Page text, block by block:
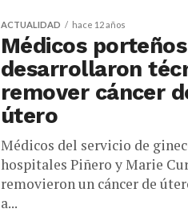
ACTUALIDAD hace 12 años
Médicos porteños
desarrollaron
remover cáncer
útero
Médicos del servicio de
hospitales Piñero y Marie
removieron un cáncer de
a...